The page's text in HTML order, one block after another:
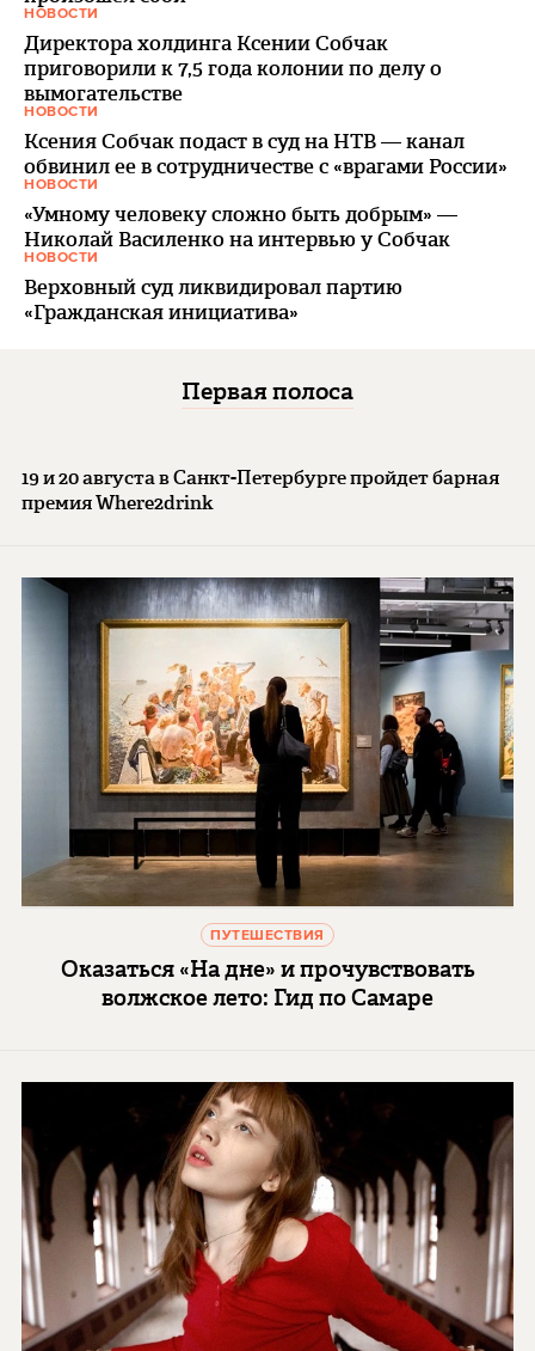
НОВОСТИ
Директора холдинга Ксении Собчак
приговорили к 7,5 года колонии по делу о
вымогательстве
НОВОСТИ
Ксения Собчак подаст в суд на НТВ — канал
обвинил ее в сотрудничестве с «врагами России»
НОВОСТИ
«Умному человеку сложно быть добрым» —
Николай Василенко на интервью у Собчак
НОВОСТИ
Верховный суд ликвидировал партию
«Гражданская инициатива»
Первая полоса
19 и 20 августа в Санкт-Петербурге пройдет барная
премия Where2drink
ПУТЕШЕСТВИЯ
Оказаться «На дне» и прочувствовать
волжское лето: Гид по Самаре